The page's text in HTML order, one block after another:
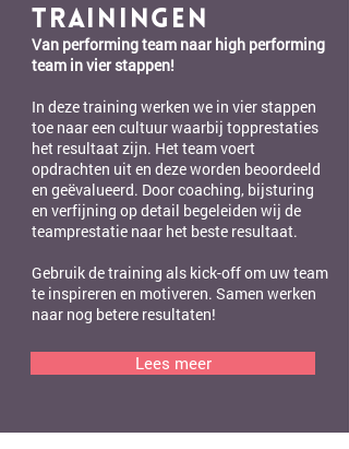
TRAININGEN
Van performing team naar high performing
team in vier stappen!
In deze training werken we in vier stappen
toe naar een cultuur waarbij topprestaties
het resultaat zijn. Het team voert
opdrachten uit en deze worden beoordeeld
en geëvalueerd. Door coaching, bijsturing
en verfijning op detail begeleiden wij de
teamprestatie naar het beste resultaat.
Gebruik de training als kick-off om uw team
te inspireren en motiveren. Samen werken
naar nog betere resultaten!
Lees meer